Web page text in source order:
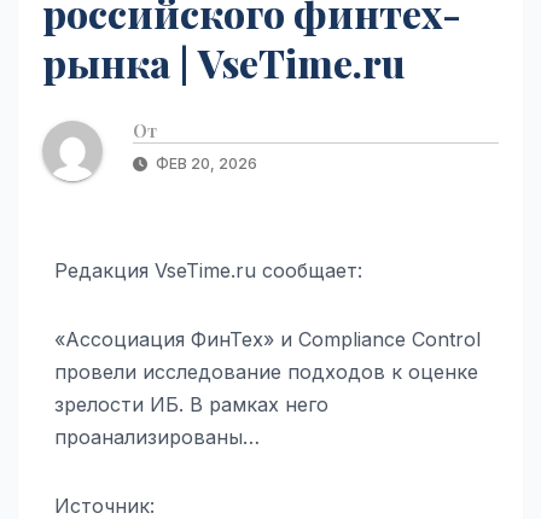
российского финтех-
рынка | VseTime.ru
От
ФЕВ 20, 2026
Редакция VseTime.ru сообщает:
«Ассоциация ФинТех» и Compliance Control
провели исследование подходов к оценке
зрелости ИБ. В рамках него
проанализированы…
Источник: